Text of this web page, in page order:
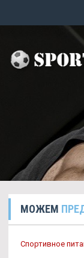
МОЖЕМ
Спортивное